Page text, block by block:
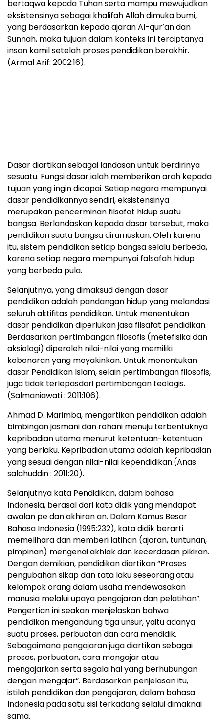
bertaqwa kepada Tuhan serta mampu mewujudkan
eksistensinya sebagai khalifah Allah dimuka bumi,
yang berdasarkan kepada ajaran Al-qur’an dan
Sunnah, maka tujuan dalam konteks ini terciptanya
insan kamil setelah proses pendidikan berakhir.
(Armal Arif: 2002:16).
Dasar diartikan sebagai landasan untuk berdirinya
sesuatu. Fungsi dasar ialah memberikan arah kepada
tujuan yang ingin dicapai. Setiap negara mempunyai
dasar pendidikannya sendiri, eksistensinya
merupakan pencerminan filsafat hidup suatu
bangsa. Berlandaskan kepada dasar tersebut, maka
pendidikan suatu bangsa dirumuskan. Oleh karena
itu, sistem pendidikan setiap bangsa selalu berbeda,
karena setiap negara mempunyai falsafah hidup
yang berbeda pula.
Selanjutnya, yang dimaksud dengan dasar
pendidikan adalah pandangan hidup yang melandasi
seluruh aktifitas pendidikan. Untuk menentukan
dasar pendidikan diperlukan jasa filsafat pendidikan.
Berdasarkan pertimbangan filosofis (metefisika dan
aksiologi) diperoleh nilai-nilai yang memiliki
kebenaran yang meyakinkan. Untuk menentukan
dasar Pendidikan Islam, selain pertimbangan filosofis,
juga tidak terlepasdari pertimbangan teologis.
(Salmaniawati : 2011:106).
Ahmad D. Marimba, mengartikan pendidikan adalah
bimbingan jasmani dan rohani menuju terbentuknya
kepribadian utama menurut ketentuan-ketentuan
yang berlaku. Kepribadian utama adalah kepribadian
yang sesuai dengan nilai-nilai kependidikan.(Anas
salahuddin : 2011:20).
Selanjutnya kata Pendidikan, dalam bahasa
Indonesia, berasal dari kata didik yang mendapat
awalan pe dan akhiran an. Dalam Kamus Besar
Bahasa Indonesia (1995:232), kata didik berarti
memelihara dan memberi latihan (ajaran, tuntunan,
pimpinan) mengenai akhlak dan kecerdasan pikiran.
Dengan demikian, pendidikan diartikan “Proses
pengubahan sikap dan tata laku seseorang atau
kelompok orang dalam usaha mendewasakan
manusia melalui upaya pengajaran dan pelatihan”.
Pengertian ini seakan menjelaskan bahwa
pendidikan mengandung tiga unsur, yaitu adanya
suatu proses, perbuatan dan cara mendidik.
Sebagaimana pengajaran juga diartikan sebagai
proses, perbuatan, cara mengajar atau
mengajarkan serta segala hal yang berhubungan
dengan mengajar”. Berdasarkan penjelasan itu,
istilah pendidikan dan pengajaran, dalam bahasa
Indonesia pada satu sisi terkadang selalui dimaknai
sama.